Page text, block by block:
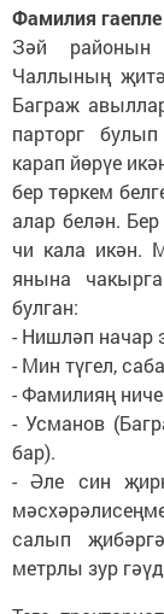
Фамилия гаепле
Зәй районын
Чаллының
Баграж
парторг
карап йөрүе
бер төркем
алар белән.
чи кала икән.
янына
булган:
- Нишләп начар
- Мин түгел,
- Фамилияң
- Усманов
бар).
- Әле син
салып
метрлы зур